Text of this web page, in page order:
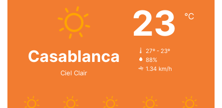
Casablanca
Ciel Clair
23 ℃
27º - 23º
88%
1.34 km/h